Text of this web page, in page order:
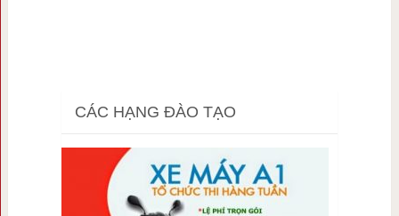
CÁC HẠNG ĐÀO TẠO